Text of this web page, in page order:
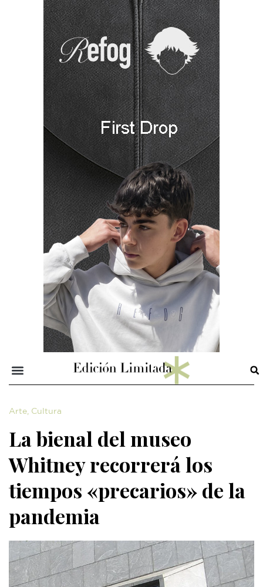
Arte, Cultura
La bienal del museo
Whitney recorrerá los
tiempos «precarios» de la
pandemia